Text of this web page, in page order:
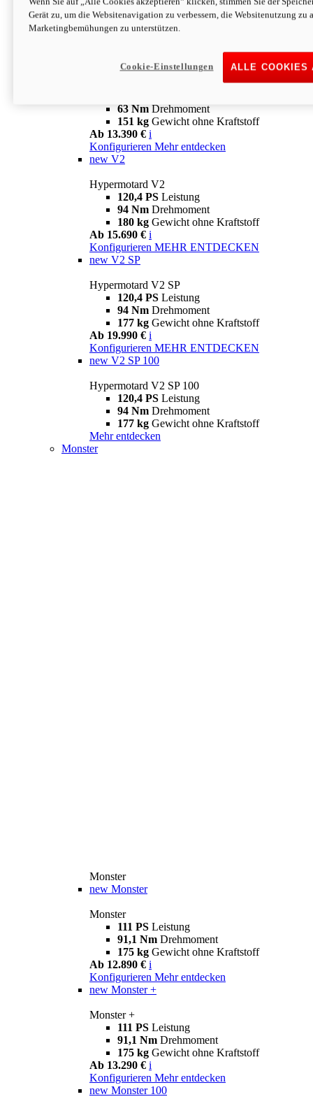
63 NmDrehmoment
151 kgGewicht ohne Kraftstoff
Ab 13.890 € i
63 Nm Drehmoment
151 kg Gewicht ohne Kraftstoff
Ab 13.390 € i
Konfigurieren Mehr entdecken
new V2
Hypermotard V2
120,4 PS Leistung
94 Nm Drehmoment
180 kg Gewicht ohne Kraftstoff
Ab 15.690 € i
Konfigurieren MEHR ENTDECKEN
new V2 SP
Hypermotard V2 SP
120,4 PS Leistung
94 Nm Drehmoment
177 kg Gewicht ohne Kraftstoff
Ab 19.990 € i
Konfigurieren MEHR ENTDECKEN
new V2 SP 100
Hypermotard V2 SP 100
120,4 PS Leistung
94 Nm Drehmoment
177 kg Gewicht ohne Kraftstoff
Mehr entdecken
Monster
Monster
new Monster
Monster
111 PS Leistung
91,1 Nm Drehmoment
175 kg Gewicht ohne Kraftstoff
Ab 12.890 € i
Konfigurieren Mehr entdecken
new Monster +
Monster +
111 PS Leistung
91,1 Nm Drehmoment
175 kg Gewicht ohne Kraftstoff
Ab 13.290 € i
Konfigurieren Mehr entdecken
new Monster 100
Gerät zu, um die Websitenavigation zu verbessern, die Websitenutzung zu
Marketingbemühungen zu unterstützen.
ALLE COOKIES
Cookie-Einstellungen